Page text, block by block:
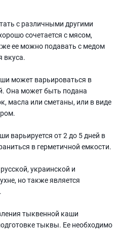
с различными другими
сочетается с мясом,
ее можно подавать с медом
вкуса.
может варьироваться в
Она может быть подана
масла или сметаны, или в виде
варьируется от 2 до 5 дней в
в герметичной емкости.
украинской и
но также является
тыквенной каши
тыквы. Ее необходимо